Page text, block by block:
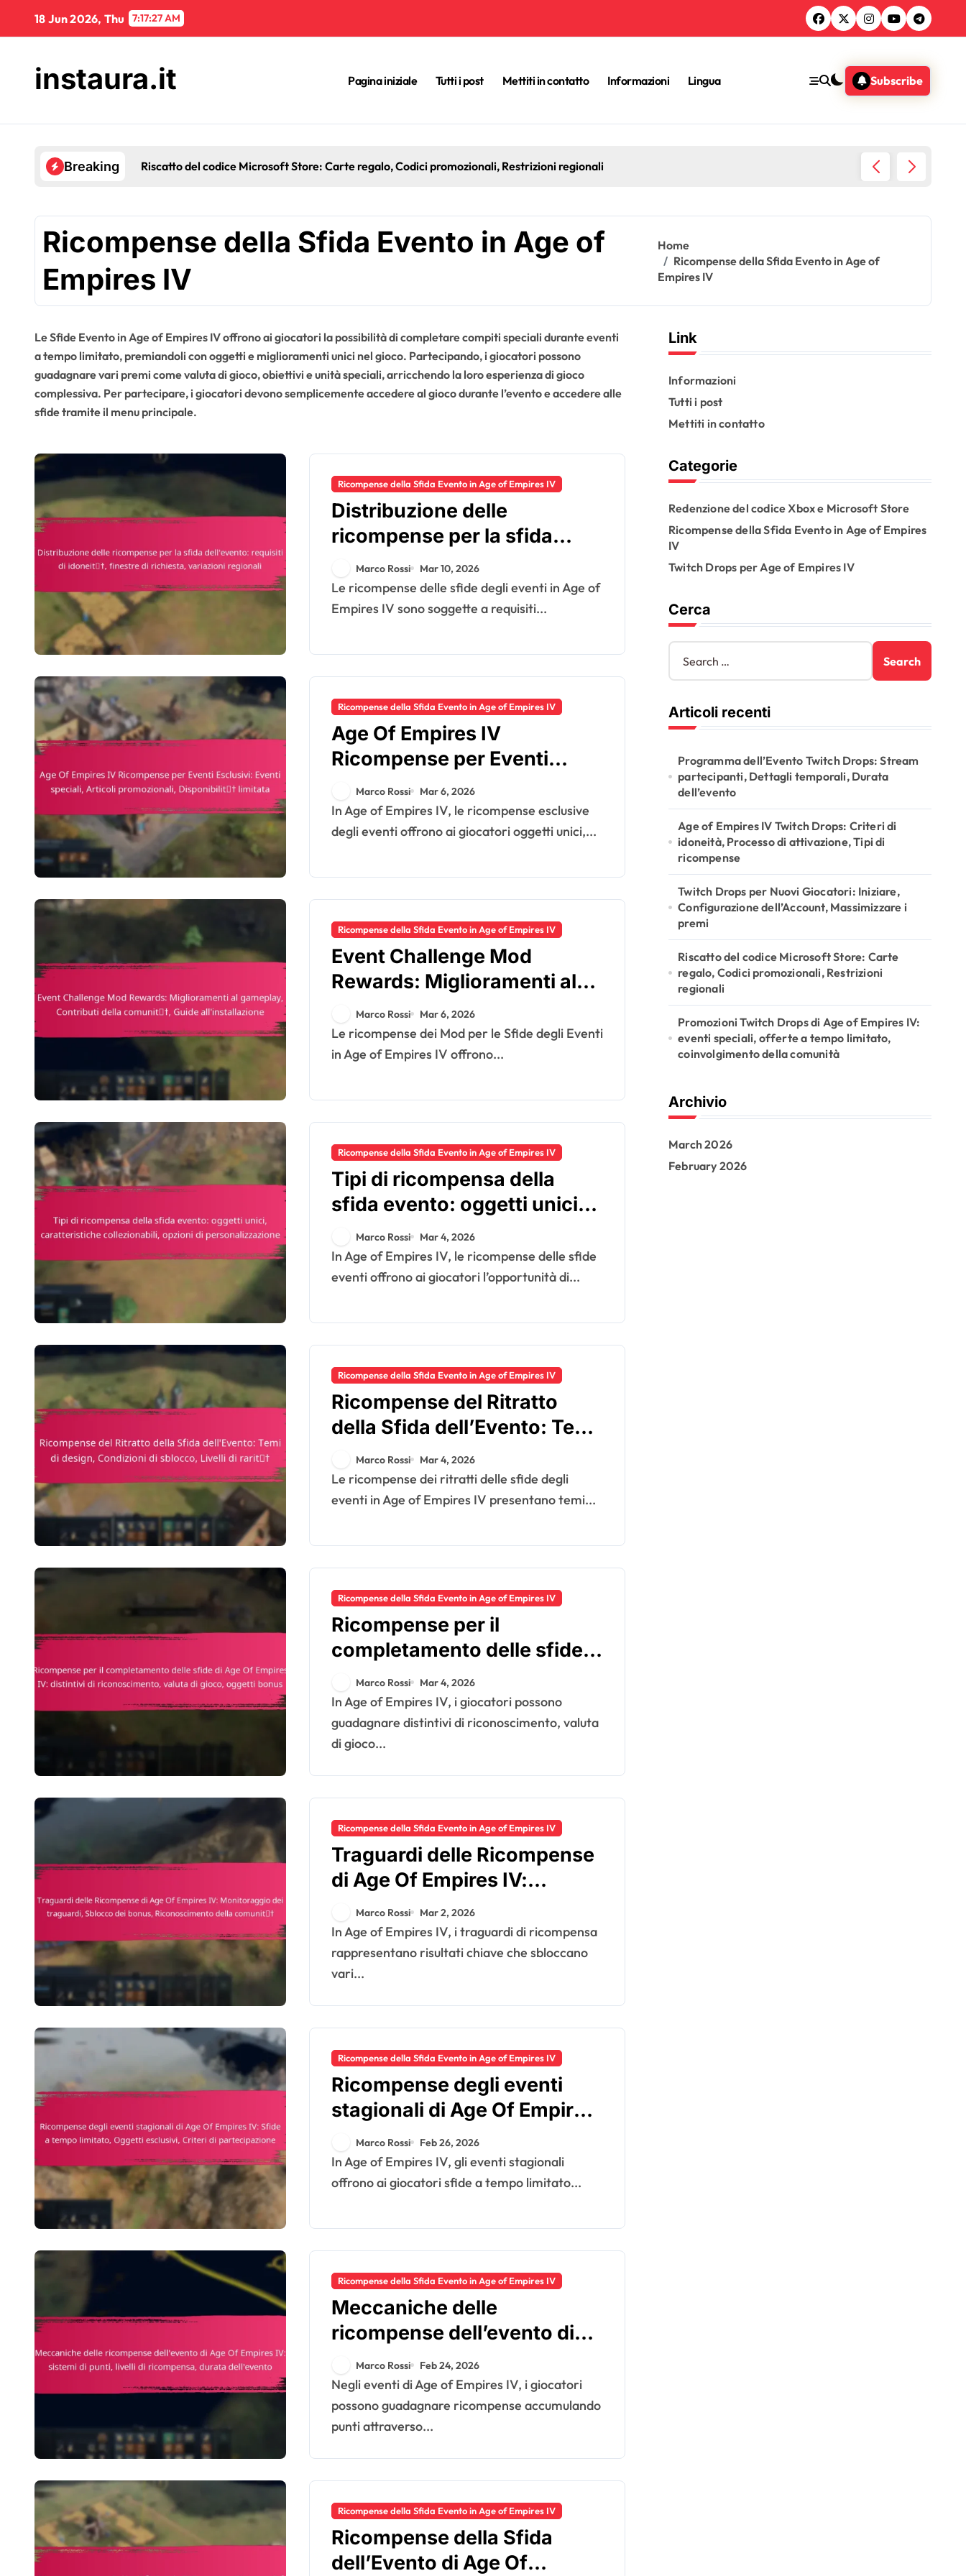
content
18 Jun 2026, Thu 7:17:29 AM
instaura.it Pagina iniziale Tutti i post Mettiti in contatto Informazioni Lingua Subscribe
Breaking Promozioni Twitch Drops di Age of Empires IV: eventi speciali, offerte a tempo limitato, coinvolgimento della comunità
Ricompense della Sfida Evento in Age of
Empires IV
Home
Ricompense della Sfida Evento in Age of
Empires IV
Le Sfide Evento in Age of Empires IV offrono ai giocatori la possibilità di completare compiti speciali durante eventi
a tempo limitato, premiandoli con oggetti e miglioramenti unici nel gioco. Partecipando, i giocatori possono
guadagnare vari premi come valuta di gioco, obiettivi e unità speciali, arricchendo la loro esperienza di gioco
complessiva. Per partecipare, i giocatori devono semplicemente accedere al gioco durante l’evento e accedere alle
sfide tramite il menu principale.
Ricompense della Sfida Evento in Age of Empires IV
Distribuzione delle
ricompense per la sfida
dell’evento: requisiti di
idoneità, finestre di
richiesta, variazioni
Marco Rossi Mar 10, 2026
Le ricompense delle sfide degli eventi in Age of
Empires IV sono soggette a requisiti...
Ricompense della Sfida Evento in Age of Empires IV
Age Of Empires IV
Ricompense per Eventi
Esclusivi: Eventi speciali,
Articoli promozionali,
Disponibilità limitata
Marco Rossi Mar 6, 2026
In Age of Empires IV, le ricompense esclusive
degli eventi offrono ai giocatori oggetti unici,...
Ricompense della Sfida Evento in Age of Empires IV
Event Challenge Mod
Rewards: Miglioramenti al
gameplay, Contributi della
comunità, Guide
all’installazione
Marco Rossi Mar 6, 2026
Le ricompense dei Mod per le Sfide degli Eventi
in Age of Empires IV offrono...
Ricompense della Sfida Evento in Age of Empires IV
Tipi di ricompensa della
sfida evento: oggetti unici,
caratteristiche
collezionabili, opzioni di
personalizzazione
Marco Rossi Mar 4, 2026
In Age of Empires IV, le ricompense delle sfide
eventi offrono ai giocatori l’opportunità di...
Ricompense della Sfida Evento in Age of Empires IV
Ricompense del Ritratto
della Sfida dell’Evento: Temi
di design, Condizioni di
sblocco, Livelli di rarità
Marco Rossi Mar 4, 2026
Le ricompense dei ritratti delle sfide degli
eventi in Age of Empires IV presentano temi...
Ricompense della Sfida Evento in Age of Empires IV
Ricompense per il
completamento delle sfide
di Age Of Empires IV:
distintivi di riconoscimento,
valuta di gioco, oggetti
bonus
Marco Rossi Mar 4, 2026
In Age of Empires IV, i giocatori possono
guadagnare distintivi di riconoscimento, valuta
di gioco...
Ricompense della Sfida Evento in Age of Empires IV
Traguardi delle Ricompense
di Age Of Empires IV:
Monitoraggio dei traguardi,
Sblocco dei bonus,
Riconoscimento della
comunità
Marco Rossi Mar 2, 2026
In Age of Empires IV, i traguardi di ricompensa
rappresentano risultati chiave che sbloccano
vari...
Ricompense della Sfida Evento in Age of Empires IV
Ricompense degli eventi
stagionali di Age Of Empires
IV: Sfide a tempo limitato,
Oggetti esclusivi, Criteri di
partecipazione
Marco Rossi Feb 26, 2026
In Age of Empires IV, gli eventi stagionali
offrono ai giocatori sfide a tempo limitato...
Ricompense della Sfida Evento in Age of Empires IV
Meccaniche delle
ricompense dell’evento di
Age Of Empires IV: sistemi di
punti, livelli di ricompensa,
durata dell’evento
Marco Rossi Feb 24, 2026
Negli eventi di Age of Empires IV, i giocatori
possono guadagnare ricompense accumulando
punti attraverso...
Ricompense della Sfida Evento in Age of Empires IV
Ricompense della Sfida
dell’Evento di Age Of
Link
Informazioni
Tutti i post
Mettiti in contatto
Categorie
Redenzione del codice Xbox e Microsoft Store
Ricompense della Sfida Evento in Age of Empires
IV
Twitch Drops per Age of Empires IV
Cerca
S
a
c
h
r
Articoli recenti
Programma dell’Evento Twitch Drops: Stream
partecipanti, Dettagli temporali, Durata
dell’evento
Age of Empires IV Twitch Drops: Criteri di
idoneità, Processo di attivazione, Tipi di
ricompense
Twitch Drops per Nuovi Giocatori: Iniziare,
Configurazione dell’Account, Massimizzare i
premi
Riscatto del codice Microsoft Store: Carte
regalo, Codici promozionali, Restrizioni
regionali
Promozioni Twitch Drops di Age of Empires IV:
eventi speciali, offerte a tempo limitato,
coinvolgimento della comunità
Archivio
March 2026
February 2026